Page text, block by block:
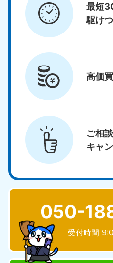
最短
駆け
高価
ご相
キャ
050-
受付時間